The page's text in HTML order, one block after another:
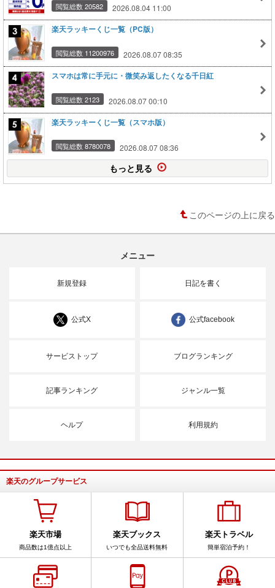
閲覧総数 20582 2026.08.04 11:00
楽天ラッキーくじ一覧（PC版）
閲覧総数 11200976 2026.08.07 08:35
スマホは常に手元に・微笑み返したくなる千日紅
閲覧総数 2123 2026.08.07 00:10
楽天ラッキーくじ一覧（スマホ版）
閲覧総数 8780078 2026.08.07 08:36
もっと見る
このページの上に戻る
メニュー
新規登録 日記を書く
公式X 公式facebook
サービストップ ブログランキング
記事ランキング ジャンル一覧
ヘルプ 利用規約
楽天のグループサービス
楽天市場
商品数は1億点以上
楽天ブックス
いつでも全品送料無料
楽天トラベル
簡単宿泊予約！